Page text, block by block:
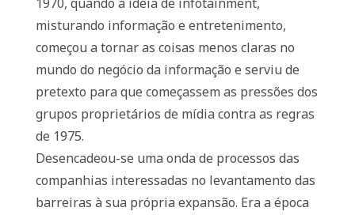
misturando informação e entretenimento,
começou a tornar as coisas menos claras no
mundo do negócio da informação e serviu de
pretexto para que começassem as pressões dos
grupos proprietários de mídia contra as regras
de 1975.
Desencadeou-se uma onda de processos das
companhias interessadas no levantamento das
barreiras à sua própria expansão. Era a época